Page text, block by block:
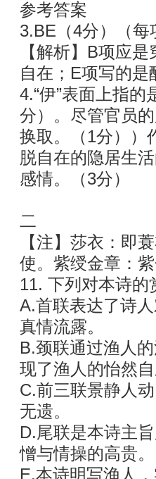
参考答案
3.BE（4分）（每
【解析】B项应
自在；E项写的
4.“伊”表面上指
分）。尽管官员
换取。（1分））
脱自在的隐居生
感情。（3分）
二
【注】莎衣：即
使。紫绶金章：
11. 下列对本诗
A.首联表达了诗
真情流露。
B.颈联通过渔人
现了渔人的怡然自
C.前三联景静人
无遗。
D.尾联是本诗主
憎与情操的高贵。
E.本诗明写渔人